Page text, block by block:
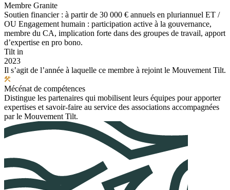
Membre Granite
Soutien financier : à partir de 30 000 € annuels en pluriannuel ET /
OU Engagement humain : participation active à la gouvernance,
membre du CA, implication forte dans des groupes de travail, apport
d’expertise en pro bono.
Tilt in
2023
Il s’agit de l’année à laquelle ce membre à rejoint le Mouvement Tilt.
Mécénat de compétences
Distingue les partenaires qui mobilisent leurs équipes pour apporter
expertises et savoir-faire au service des associations accompagnées
par le Mouvement Tilt.